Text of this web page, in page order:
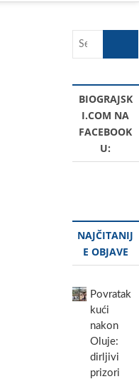
BIOGRAJSK
I.COM NA
FACEBOOK
U:
NAJČITANIJ
E OBJAVE
Povratak
kući
nakon
Oluje:
dirljivi
prizori